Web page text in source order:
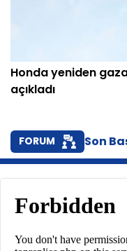
Honda yeniden
açıkladı
FORUM Son